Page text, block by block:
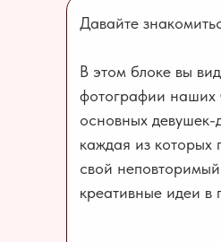
Давайте
В этом блоке вы
фотографии наших
основных девушек-
каждая из которых
свой неповторимый
креативные идеи в